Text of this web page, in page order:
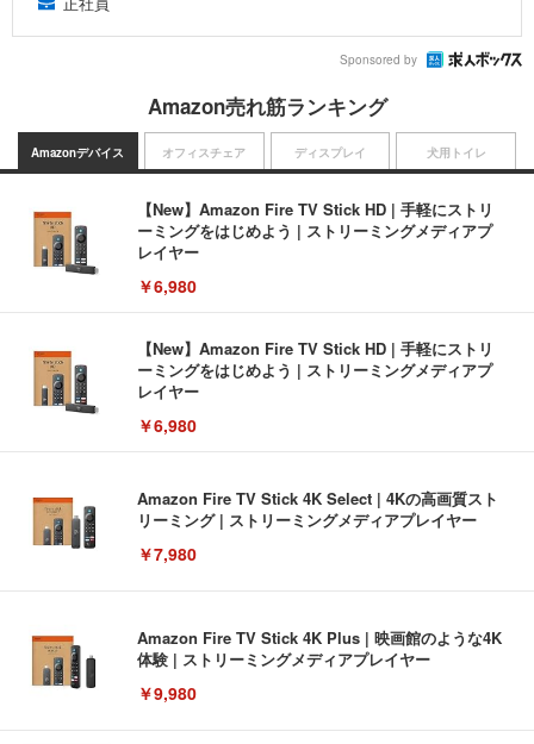
Sponsored by
Amazon売れ筋ランキング
Amazonデバイス
【New】Amazon Fire TV Stick HD | 手軽にストリ
ーミングをはじめよう | ストリーミングメディアプ
レイヤー
￥6,980
【New】Amazon Fire TV Stick HD | 手軽にストリ
ーミングをはじめよう | ストリーミングメディアプ
レイヤー
￥6,980
Amazon Fire TV Stick 4K Select | 4Kの高画質スト
リーミング | ストリーミングメディアプレイヤー
￥7,980
Amazon Fire TV Stick 4K Plus | 映画館のような4K
体験 | ストリーミングメディアプレイヤー
￥9,980
オフィスチェア ディスプレイ 犬用トイレ